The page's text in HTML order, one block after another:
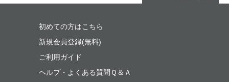
初めての方はこちら
新規会員登録(無料)
ご利用ガイド
ヘルプ・よくある質問Ｑ＆Ａ